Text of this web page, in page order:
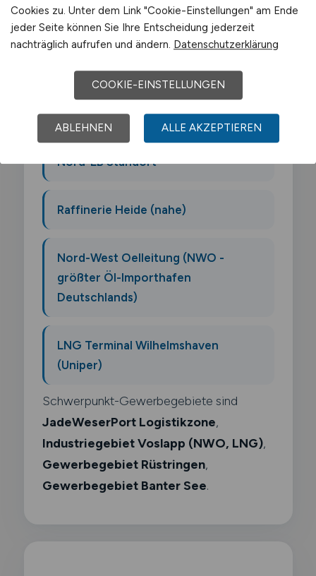
Der Arbeitsmarkt für Data Analyst Logistik
in Wilhelmshaven wird von folgenden
Arbeitgebern geprägt:
(Eurogate)
Nord-LB Standort
Raffinerie Heide (nahe)
Nord-West Oelleitung (NWO -
größter Öl-Importhafen
Deutschlands)
LNG Terminal Wilhelmshaven
(Uniper)
Schwerpunkt-Gewerbegebiete sind
JadeWeserPort Logistikzone,
Industriegebiet Voslapp (NWO, LNG),
Gewerbegebiet Rüstringen,
Gewerbegebiet Banter See.
Cookies zu. Unter dem Link "Cookie-Einstellungen" am Ende
jeder Seite können Sie Ihre Entscheidung jederzeit
nachträglich aufrufen und ändern. Datenschutzerklärung
COOKIE-EINSTELLUNGEN
ABLEHNEN ALLE AKZEPTIEREN